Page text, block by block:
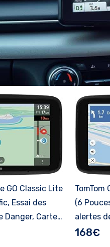
GO Classic Lite
Essai des
Danger, Cartes
Via WiFi,
TomTom
(6
alertes
Monde,
168€